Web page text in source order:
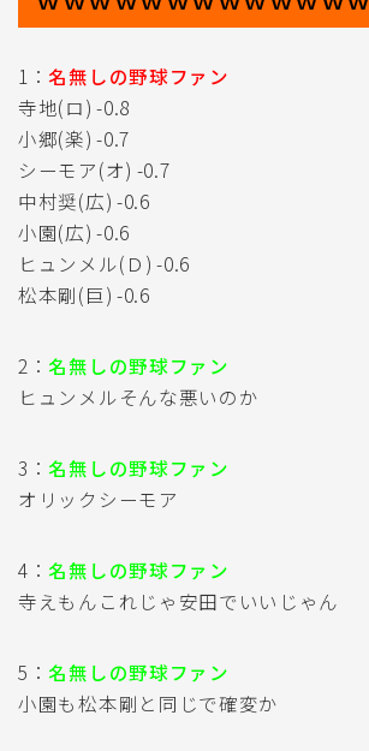
1： 名無しの野球ファン
寺地(ロ) -0.8
小郷(楽) -0.7
シーモア(オ) -0.7
中村奨(広) -0.6
小園(広) -0.6
ヒュンメル(Ｄ) -0.6
松本剛(巨) -0.6
2： 名無しの野球ファン
ヒュンメルそんな悪いのか
3： 名無しの野球ファン
オリックシーモア
4： 名無しの野球ファン
寺えもんこれじゃ安田でいいじゃん
5： 名無しの野球ファン
小園も松本剛と同じで確変か